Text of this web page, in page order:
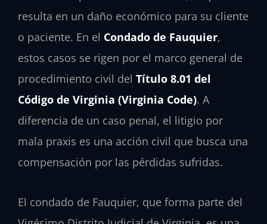
resulta en un daño económico para su cliente
o paciente. En el Condado de Fauquier,
estos casos se rigen por el marco general de
procedimiento civil del Título 8.01 del
Código de Virginia (Virginia Code). A
diferencia de un caso penal, el litigio por
mala praxis es una acción civil que busca una
compensación por las pérdidas sufridas.
El condado de Fauquier, que forma parte del